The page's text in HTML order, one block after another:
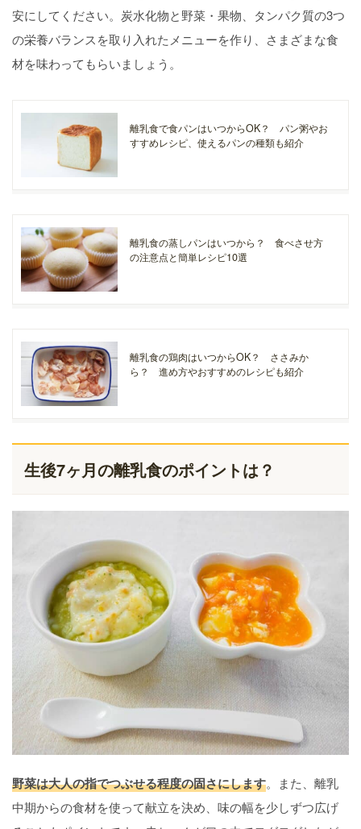
安にしてください。炭水化物と野菜・果物、タンパク質の3つ
の栄養バランスを取り入れたメニューを作り、さまざまな食
材を味わってもらいましょう。
離乳食で食パンはいつからOK？ パン粥やお
すすめレシピ、使えるパンの種類も紹介
離乳食の蒸しパンはいつから？ 食べさせ方
の注意点と簡単レシピ10選
離乳食の鶏肉はいつからOK？ ささみか
ら？ 進め方やおすすめのレシピも紹介
生後7ヶ月の離乳食のポイントは？
野菜は大人の指でつぶせる程度の固さにします。また、離乳
中期からの食材を使って献立を決め、味の幅を少しずつ広げ